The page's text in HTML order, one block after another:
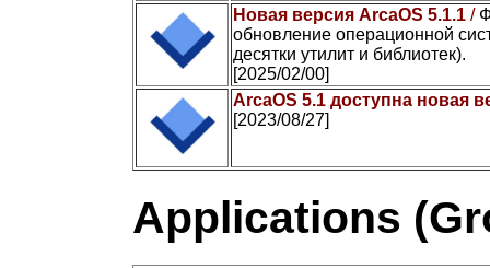
Новая версия ArcaOS 5.1.1 /
обновление операционной
десятки утилит и библиотек).
[2025/02/00]
ArcaOS 5.1 доступна новая
[2023/08/27]
Applications